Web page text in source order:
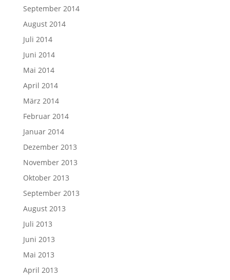
September 2014
August 2014
Juli 2014
Juni 2014
Mai 2014
April 2014
März 2014
Februar 2014
Januar 2014
Dezember 2013
November 2013
Oktober 2013
September 2013
August 2013
Juli 2013
Juni 2013
Mai 2013
April 2013